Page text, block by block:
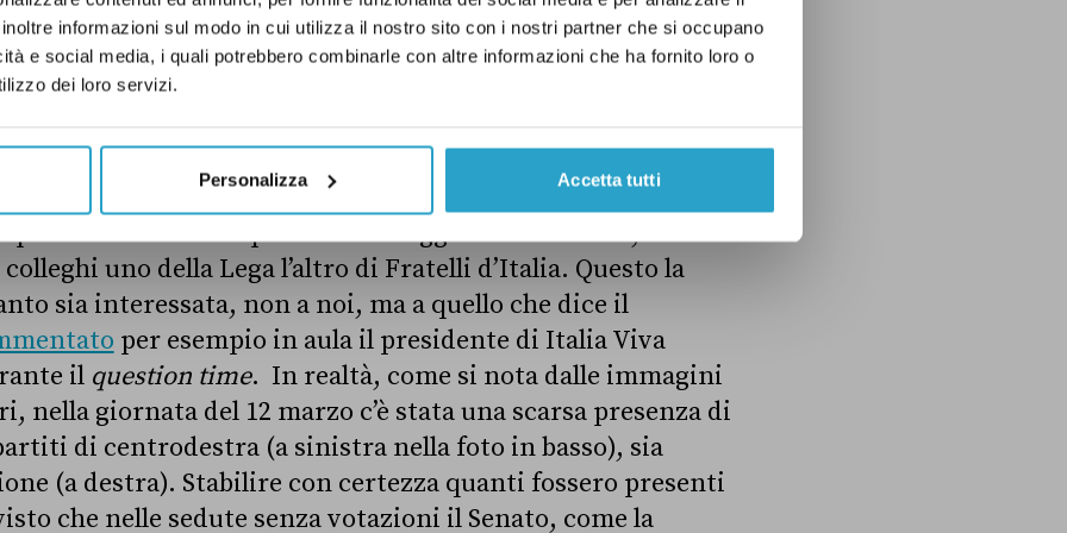
informazioni sul modo in cui utilizza il nostro sito con i nostri partner che si occupano
e social media, i quali potrebbero combinarle con altre informazioni che ha fornito loro o
dei loro servizi.
Personalizza Accetta tutti
un evento per il Sì insieme alla presidente del Consiglio
sul fronte opposto la segretaria del PD Elly Schlein è
i principali esponenti del partito per fare campagna
senatori, soprattutto di quelli dei partiti di maggioranza, ha
polemica. «Tutta la parte della maggioranza è vuota, ci sono
uno della Lega l’altro di Fratelli d’Italia. Questo la
sia interessata, non a noi, ma a quello che dice il
per esempio in aula il presidente di Italia Viva
il question time. In realtà, come si nota dalle immagini
nella giornata del 12 marzo c’è stata una scarsa presenza di
di centrodestra (a sinistra nella foto in basso), sia
(a destra). Stabilire con certezza quanti fossero presenti
che nelle sedute senza votazioni il Senato, come la